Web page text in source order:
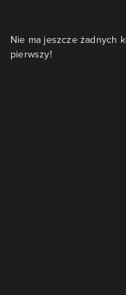
Nie ma jeszcze żadnych
pierwszy!